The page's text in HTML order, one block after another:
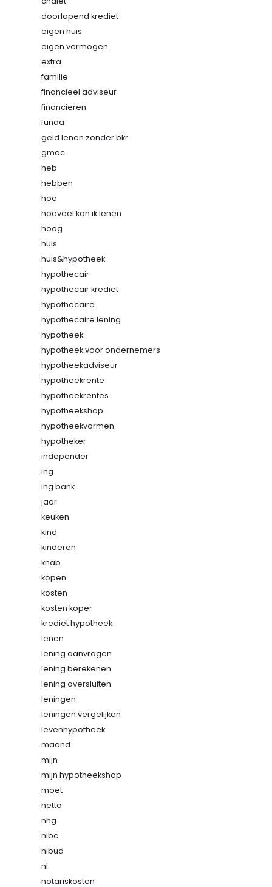
doorlopend krediet
eigen huis
eigen vermogen
extra
familie
financieel adviseur
financieren
funda
geld lenen zonder bkr
gmac
heb
hebben
hoe
hoeveel kan ik lenen
hoog
huis
huis&hypotheek
hypothecair
hypothecair krediet
hypothecaire
hypothecaire lening
hypotheek
hypotheek voor ondernemers
hypotheekadviseur
hypotheekrente
hypotheekrentes
hypotheekshop
hypotheekvormen
hypotheker
independer
ing
ing bank
jaar
keuken
kind
kinderen
knab
kopen
kosten
kosten koper
krediet hypotheek
lenen
lening aanvragen
lening berekenen
lening oversluiten
leningen
leningen vergelijken
levenhypotheek
maand
mijn
mijn hypotheekshop
moet
netto
nhg
nibc
nibud
nl
notariskosten